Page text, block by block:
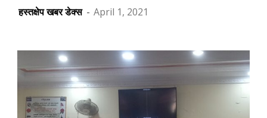
हस्तक्षेप खबर डेक्स - April 1, 2021